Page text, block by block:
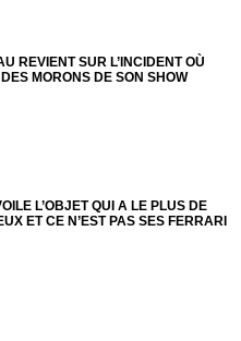
REVIENT SUR L’INCIDENT OÙ
MORONS DE SON SHOW
L’OBJET QUI A LE PLUS DE
ET CE N’EST PAS SES FERRARI